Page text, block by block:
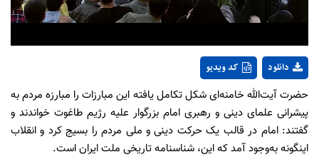
کد ویدیو دانلود
حضرت آیت‌الله خامنه‌ای شکل تکامل یافته این مبارزات را مبارزه مردم به
پیشرانی علمای دینی و رهبری امام بزرگوار علیه رژیم طاغوت خواندند و
گفتند: امام در قالب یک حرکت دینی و ملی مردم را بسیج کرد و انقلاب
اینگونه به‌وجود آمد که این، شناسنامه تاریخی ملت ایران است.